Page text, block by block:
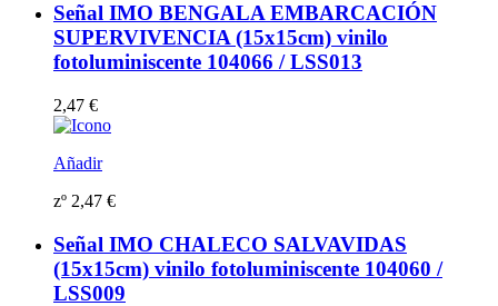
Señal IMO BENGALA EMBARCACIÓN
SUPERVIVENCIA (15x15cm) vinilo
fotoluminiscente 104066 / LSS013
2,47 €
Añadir
zº 2,47 €
Señal IMO CHALECO SALVAVIDAS
(15x15cm) vinilo fotoluminiscente 104060 /
LSS009